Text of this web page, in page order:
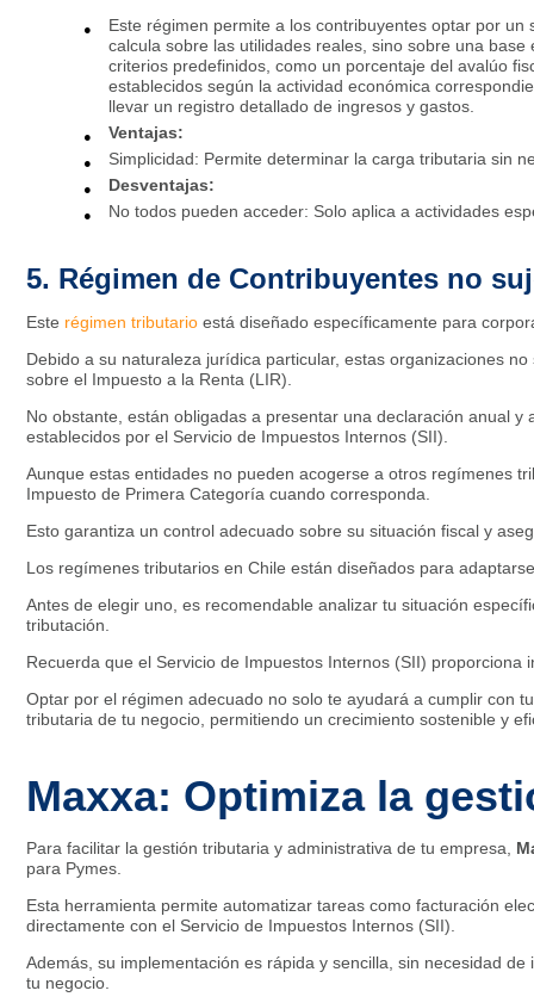
Este régimen permite a los contribuyentes optar por
calcula sobre las utilidades reales, sino sobre una
criterios predefinidos, como un porcentaje del avalúo
establecidos según la actividad económica
llevar un registro detallado de ingresos y gastos.
Ventajas:
Simplicidad: Permite determinar la carga tributaria sin
Desventajas:
No todos pueden acceder: Solo aplica a actividades
5. Régimen de Contribuyentes no
Este régimen tributario está diseñado específicamente para
Debido a su naturaleza jurídica particular, estas organizaciones
sobre el Impuesto a la Renta (LIR).
No obstante, están obligadas a presentar una declaración anual
establecidos por el Servicio de Impuestos Internos (SII).
Aunque estas entidades no pueden acogerse a otros regímenes
Impuesto de Primera Categoría cuando corresponda.
Esto garantiza un control adecuado sobre su situación fiscal y
Los regímenes tributarios en Chile están diseñados para
Antes de elegir uno, es recomendable analizar tu situación
tributación.
Recuerda que el Servicio de Impuestos Internos (SII)
Optar por el régimen adecuado no solo te ayudará a cumplir con
tributaria de tu negocio, permitiendo un crecimiento sostenible y
Maxxa: Optimiza la
Para facilitar la gestión tributaria y administrativa de tu empresa,
para Pymes.
Esta herramienta permite automatizar tareas como facturación
directamente con el Servicio de Impuestos Internos (SII).
Además, su implementación es rápida y sencilla, sin necesidad
tu negocio.